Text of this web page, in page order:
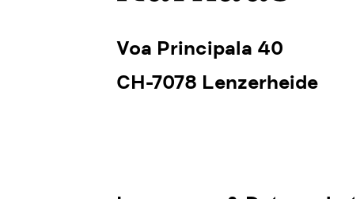
Voa Principala 40
CH-7078 Lenzerheide